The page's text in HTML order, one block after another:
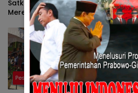
Satker PJN Wilayah II
Merespon Cepat Aspirasi
Masyarakat Terkait Jalan
Nasional Kambang- Balai
Selasa- Indrapura
Pesisir Selatan